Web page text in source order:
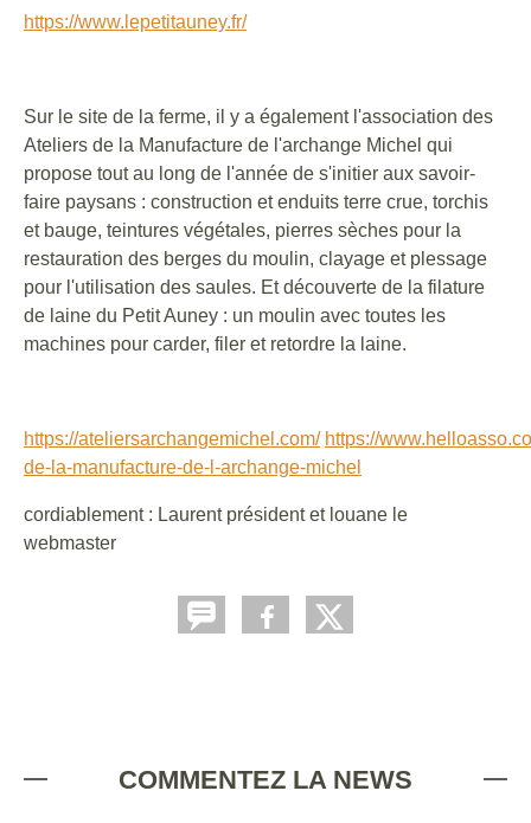
https://www.lepetitauney.fr/
Sur le site de la ferme, il y a également l'association des
Ateliers de la Manufacture de l'archange Michel qui
propose tout au long de l'année de s'initier aux savoir-
faire paysans : construction et enduits terre crue, torchis
et bauge, teintures végétales, pierres sèches pour la
restauration des berges du moulin, clayage et plessage
pour l'utilisation des saules. Et découverte de la filature
de laine du Petit Auney : un moulin avec toutes les
machines pour carder, filer et retordre la laine.
https://ateliersarchangemichel.com/ https://
de-la-manufacture-de-l-archange-michel
cordiablement : Laurent président et louane le
webmaster
COMMENTEZ LA NEWS